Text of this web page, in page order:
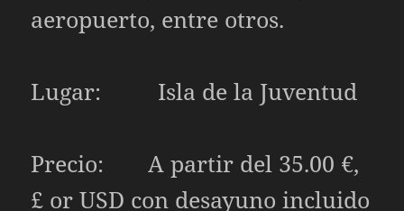
aeropuerto, entre otros.
Lugar: Isla de la Juventud
Precio: A partir del 35.00 €,
£ or USD con desayuno incluido